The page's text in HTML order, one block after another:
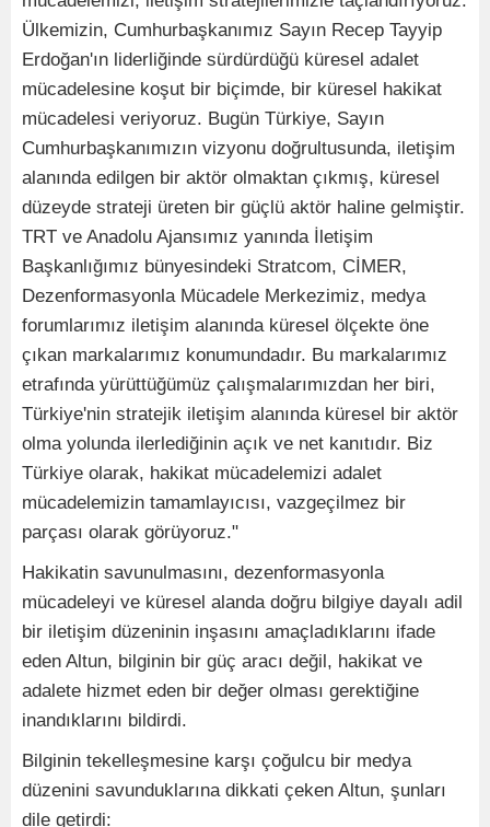
Ülkemizin, Cumhurbaşkanımız Sayın Recep Tayyip
Erdoğan'ın liderliğinde sürdürdüğü küresel adalet
mücadelesine koşut bir biçimde, bir küresel hakikat
mücadelesi veriyoruz. Bugün Türkiye, Sayın
Cumhurbaşkanımızın vizyonu doğrultusunda, iletişim
alanında edilgen bir aktör olmaktan çıkmış, küresel
düzeyde strateji üreten bir güçlü aktör haline gelmiştir.
TRT ve Anadolu Ajansımız yanında İletişim
Başkanlığımız bünyesindeki Stratcom, CİMER,
Dezenformasyonla Mücadele Merkezimiz, medya
forumlarımız iletişim alanında küresel ölçekte öne
çıkan markalarımız konumundadır. Bu markalarımız
etrafında yürüttüğümüz çalışmalarımızdan her biri,
Türkiye'nin stratejik iletişim alanında küresel bir aktör
olma yolunda ilerlediğinin açık ve net kanıtıdır. Biz
Türkiye olarak, hakikat mücadelemizi adalet
mücadelemizin tamamlayıcısı, vazgeçilmez bir
parçası olarak görüyoruz."
Hakikatin savunulmasını, dezenformasyonla
mücadeleyi ve küresel alanda doğru bilgiye dayalı adil
bir iletişim düzeninin inşasını amaçladıklarını ifade
eden Altun, bilginin bir güç aracı değil, hakikat ve
adalete hizmet eden bir değer olması gerektiğine
inandıklarını bildirdi.
Bilginin tekelleşmesine karşı çoğulcu bir medya
düzenini savunduklarına dikkati çeken Altun, şunları
dile getirdi: